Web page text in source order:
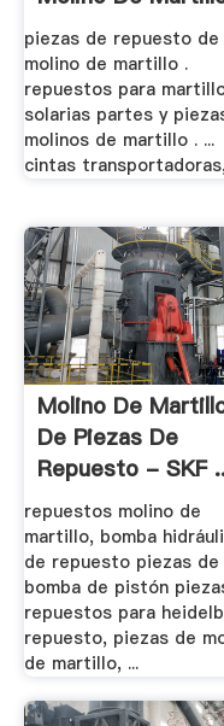
piezas de repuesto de
molino de martillo .
repuestos para
solarias partes y
molinos de martillo . ...
cintas
Molino De
De Piezas De
Repuesto - SKF
repuestos molino de
martillo, bomba
de repuesto piezas de
bomba de pistón
repuestos para
repuesto, piezas de
de martillo, ...